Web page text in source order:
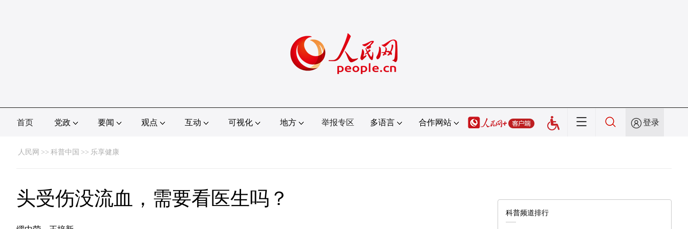
首页 党政 要闻 观点 互动 可视化 地方 举报专区 多语言 合作网站 登录
人民网 >> 科普中国 >> 乐享健康
头受伤没流血，需要看医生吗？
科普频道排行